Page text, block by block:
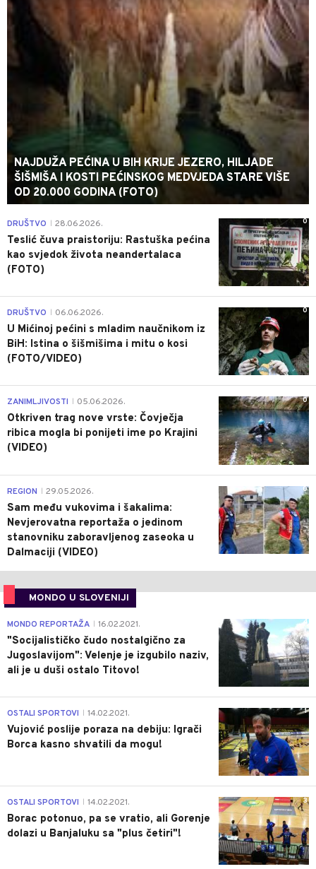
NAJDUŽA PEĆINA U BIH KRIJE JEZERO, HILJADE
ŠIŠMIŠA I KOSTI PEĆINSKOG MEDVJEDA STARE VIŠE
OD 20.000 GODINA (FOTO)
0
DRUŠTVO 28.06.2026.
Teslić čuva praistoriju: Rastuška pećina
kao svjedok života neandertalaca
(FOTO)
0
DRUŠTVO 06.06.2026.
U Mićinoj pećini s mladim naučnikom iz
BiH: Istina o šišmišima i mitu o kosi
(FOTO/VIDEO)
0
ZANIMLJIVOSTI 05.06.2026.
Otkriven trag nove vrste: Čovječja
ribica mogla bi ponijeti ime po Krajini
(VIDEO)
0
REGION 29.05.2026.
Sam među vukovima i šakalima:
Nevjerovatna reportaža o jedinom
stanovniku zaboravljenog zaseoka u
Dalmaciji (VIDEO)
MONDO U SLOVENIJI
4
MONDO REPORTAŽA 16.02.2021.
"Socijalističko čudo nostalgično za
Jugoslavijom": Velenje je izgubilo naziv,
ali je u duši ostalo Titovo!
1
OSTALI SPORTOVI 14.02.2021.
Vujović poslije poraza na debiju: Igrači
Borca kasno shvatili da mogu!
3
OSTALI SPORTOVI 14.02.2021.
Borac potonuo, pa se vratio, ali Gorenje
dolazi u Banjaluku sa "plus četiri"!